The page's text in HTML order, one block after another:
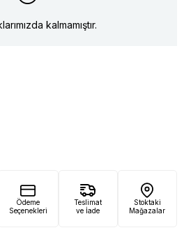
kalmamıştır.
Ödeme
Seçenekleri
Teslimat
ve İade
Stoktaki
Mağazalar